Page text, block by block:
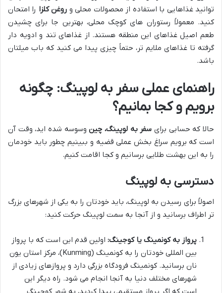
توانید غذاهایی با استفاده از محصولات محلی و روغن کلزا را امتحان
کنید. معمولاً رستوران های کوچک محلی، بهترین جا برای چشیدن
طعم اصیل غذاهای این منطقه هستند. از غذاهای تند و ادویه دار
گرفته تا غذاهای ملایم تر، حتماً چیزی پیدا می کنید که باب میلتان
باشد.
راهنمای عملی سفر به لوپینگ: چگونه
برویم و کجا بمانیم؟
حالا که حسابی برای سفر به لوپینگ، چینوسوسه شده اید، وقت آن
است که برویم سراغ بخش عملی قضیه و ببینیم چطور باید خودمان
را به این بهشت طلایی برسانیم و کجا اقامت کنیم.
دسترسی به لوپینگ
اصولاً برای رسیدن به لوپینگ، باید خودتان را به یکی از شهرهای بزرگ
تر اطراف برسانید و از آنجا به سمت لوپینگ حرکت کنید:
پرواز به کونمینگ یا کوجینگ: اولین قدم این است که با پرواز
بین المللی خودتان را به کونمینگ (Kunming)، مرکز استان یون
نان برسانید. کونمینگ فرودگاه بزرگی دارد و پروازهای زیادی از
شهرهای مختلف دنیا به آنجا انجام می شود. راه دیگر این